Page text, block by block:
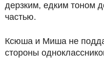
дерзким, едким тоном
частью.
Ксюша и Миша не
стороны